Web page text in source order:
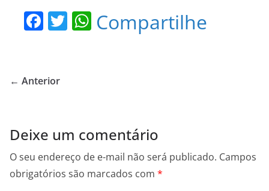
F
e
o
k
T W
p
Compartilhe
← Anterior
Deixe um comentário
O seu endereço de e-mail não será publicado. Campos
obrigatórios são marcados com *